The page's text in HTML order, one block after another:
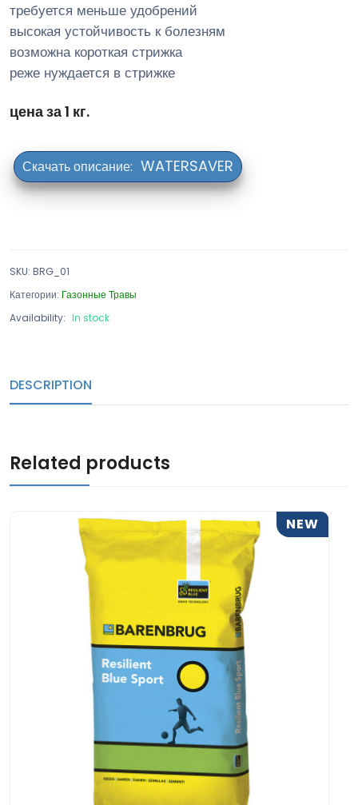
требуется меньше удобрений
высокая устойчивость к болезням
возможна короткая стрижка
реже нуждается в стрижке
цена за 1 кг.
WATERSAVER
SKU: BRG_01
Категории: Газонные Травы
Availability: In stock
DESCRIPTION
Related products
NEW